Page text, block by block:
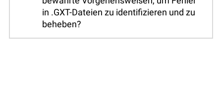
in .GXT-Dateien zu identifizieren und zu
beheben?